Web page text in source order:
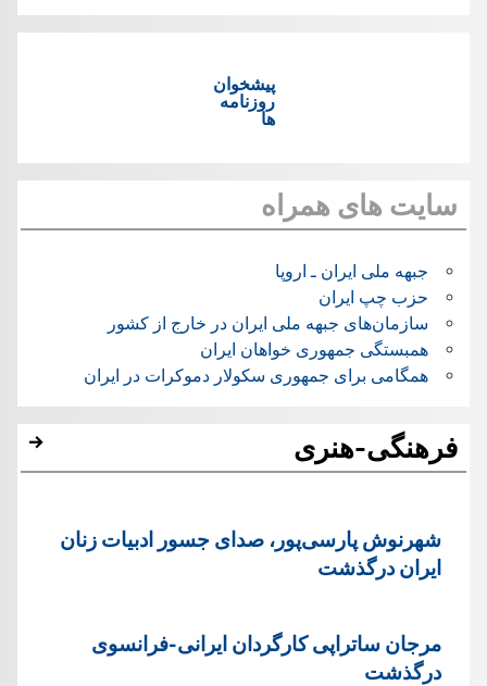
پیشخوان
روزنامه
ها
سایت های همراه
جبهه ملی ایران ـ اروپا
حزب چپ ایران
سازمان‌های جبهه ملی ایران در خارج از کشور
همبستگی جمهوری خواهان ایران
همگامی برای جمهوری سکولار دموکرات در ایران
فرهنگی-هنری
شهرنوش پارسی‌پور، صدای جسور ادبیات زنان
ایران درگذشت
مرجان ساتراپی کارگردان ایرانی-فرانسوی
درگذشت